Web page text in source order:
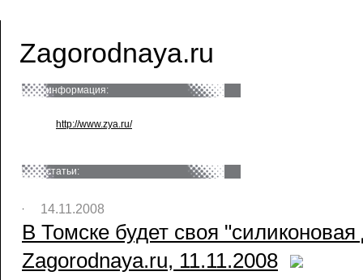
Zagorodnaya.ru
информация:
http://www.zya.ru/
статьи:
14.11.2008
В Томске будет своя
Zagorodnaya.ru, 11.11.2008